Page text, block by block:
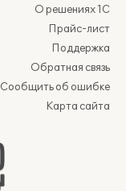
О решениях 1С
Прайс-лист
Поддержка
Обратная связь
Сообщить об ошибке
Карта сайта